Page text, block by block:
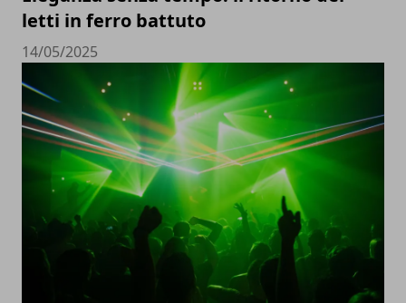
letti in ferro battuto
14/05/2025